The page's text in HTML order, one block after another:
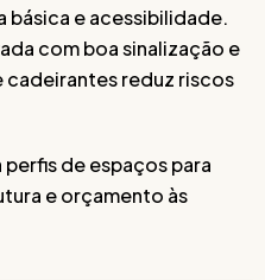
básica e acessibilidade.
com boa sinalização e
reduz riscos
de espaços para
e orçamento às